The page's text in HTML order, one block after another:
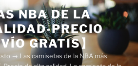
NBA DE LA
PRECIO
GRATIS】
→ Las camisetas de la NBA más